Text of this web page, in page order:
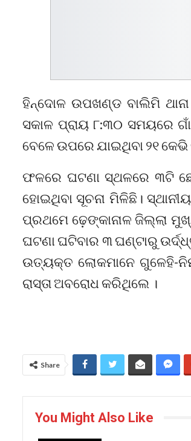
ହିନ୍ଦୋଳ ଉପଖଣ୍ଡ ବାଲିମି
ସକାଳ ପ୍ରାୟ ୮:୩୦ ସମୟରେ
ବେଳେ ଉପରେ ଯାଇଥିବା ୨୧
ଫଳରେ ଘଟଣା ସ୍ଥଳରେ ୩ଟି
ହୋଇଥିବା ସୂଚନା ମିଳିଛି।
ପ୍ରଥମେ ଢ଼େଙ୍କାନାଳ ଜିଲ୍ଲା
ଘଟଣା ଘଟିବାର ୩ ଘଣ୍ଟାରୁ
ଉତ୍ୟକ୍ତ ଲୋକମାନେ ଗୁଳେହି-
ରାସ୍ତା ଅବରୋଧ କରିଥିଲେ ।
Share
You Might Also Like